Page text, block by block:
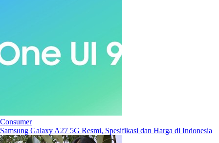
Consumer
Samsung Galaxy A27 5G Resmi, Spesifikasi dan Harga di Indonesia